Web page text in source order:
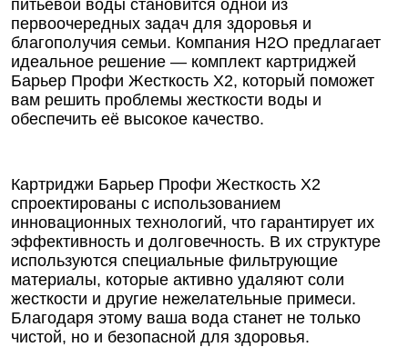
питьевой воды становится одной из
первоочередных задач для здоровья и
благополучия семьи. Компания Н2О предлагает
идеальное решение — комплект картриджей
Барьер Профи Жесткость Х2, который поможет
вам решить проблемы жесткости воды и
обеспечить её высокое качество.
Картриджи Барьер Профи Жесткость Х2
спроектированы с использованием
инновационных технологий, что гарантирует их
эффективность и долговечность. В их структуре
используются специальные фильтрующие
материалы, которые активно удаляют соли
жесткости и другие нежелательные примеси.
Благодаря этому ваша вода станет не только
чистой, но и безопасной для здоровья.